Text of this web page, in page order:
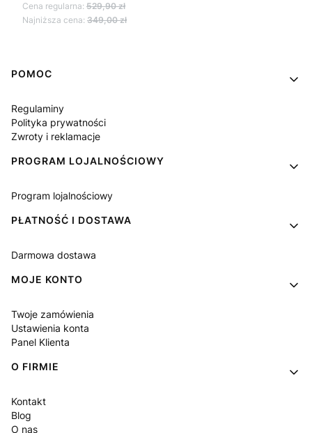
Cena regularna: 529,90 zł
Najniższa cena: 349,00 zł
Linki w stopce
POMOC
Regulaminy
Polityka prywatności
Zwroty i reklamacje
PROGRAM LOJALNOŚCIOWY
Program lojalnościowy
PŁATNOŚĆ I DOSTAWA
Darmowa dostawa
MOJE KONTO
Twoje zamówienia
Ustawienia konta
Panel Klienta
O FIRMIE
Kontakt
Blog
O nas